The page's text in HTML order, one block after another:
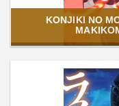
KONJIKI NO